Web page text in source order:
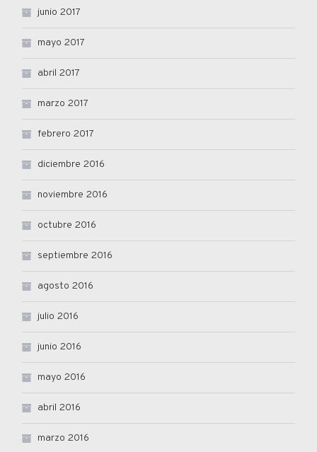
junio 2017
mayo 2017
abril 2017
marzo 2017
febrero 2017
diciembre 2016
noviembre 2016
octubre 2016
septiembre 2016
agosto 2016
julio 2016
junio 2016
mayo 2016
abril 2016
marzo 2016